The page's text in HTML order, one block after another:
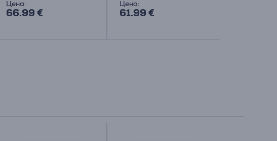
Цена:
66.99 €
Цена:
61.99 €